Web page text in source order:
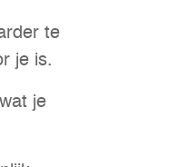
te
je is.
je